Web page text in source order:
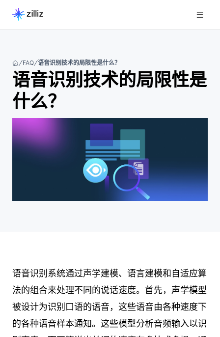
FAQ 语音识别技术的局限性是什么？
语音识别技术的局限性是
什么？
语音识别系统通过声学建模、语言建模和自适应算
法的组合来处理不同的说话速度。首先，声学模型
被设计为识别口语的语音，这些语音由各种速度下
的各种语音样本通知。这些模型分析音频输入以识